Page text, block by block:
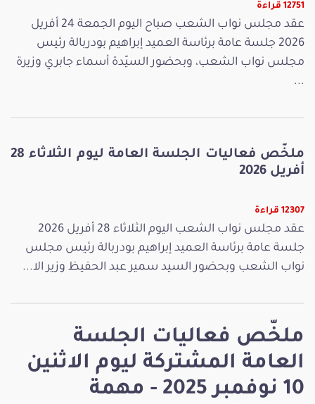
ملخّص فعاليات الجلسة
العامة المشتركة ليوم الاثنين
10 نوفمبر 2025 - مهمة
12751 قراءة
عقد مجلس نواب الشعب صباح اليوم الجمعة 24 أفريل
2026 جلسة عامة برئاسة العميد إبراهيم بودربالة رئيس
مجلس نواب الشعب، وبحضور السيّدة أسماء جابري وزيرة
...
ملخّص فعاليات الجلسة العامة ليوم الثلاثاء 28
أفريل 2026
12307 قراءة
عقد مجلس نواب الشعب اليوم الثلاثاء 28 أفريل 2026
جلسة عامة برئاسة العميد إبراهيم بودربالة رئيس مجلس
نواب الشعب وبحضور السيد سمير عبد الحفيظ وزير الا...